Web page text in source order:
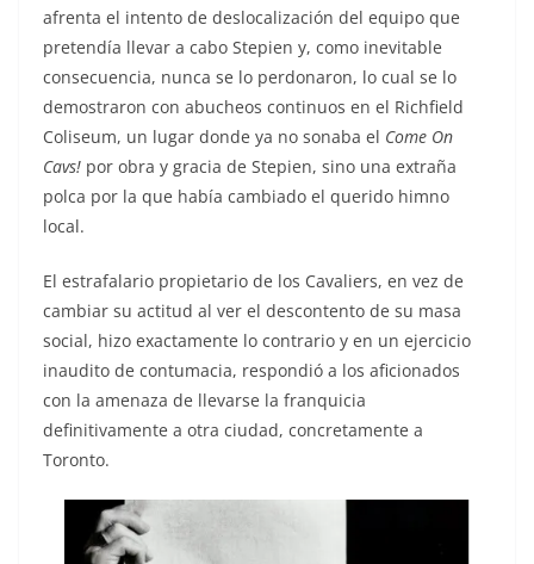
afrenta el intento de deslocalización del equipo que
pretendía llevar a cabo Stepien y, como inevitable
consecuencia, nunca se lo perdonaron, lo cual se lo
demostraron con abucheos continuos en el Richfield
Coliseum, un lugar donde ya no sonaba el Come On
Cavs! por obra y gracia de Stepien, sino una extraña
polca por la que había cambiado el querido himno
local.
El estrafalario propietario de los Cavaliers, en vez de
cambiar su actitud al ver el descontento de su masa
social, hizo exactamente lo contrario y en un ejercicio
inaudito de contumacia, respondió a los aficionados
con la amenaza de llevarse la franquicia
definitivamente a otra ciudad, concretamente a
Toronto.